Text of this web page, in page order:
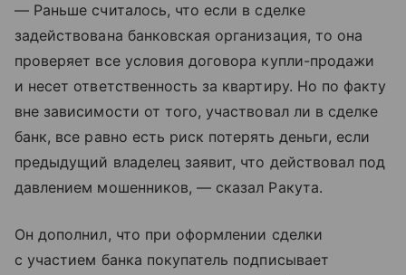
— Раньше считалось, что если в сделке
задействована банковская организация, то она
проверяет все условия договора купли-продажи
и несет ответственность за квартиру. Но по факту
вне зависимости от того, участвовал ли в сделке
банк, все равно есть риск потерять деньги, если
предыдущий владелец заявит, что действовал под
давлением мошенников, — сказал Ракута.
Он дополнил, что при оформлении сделки
с участием банка покупатель подписывает